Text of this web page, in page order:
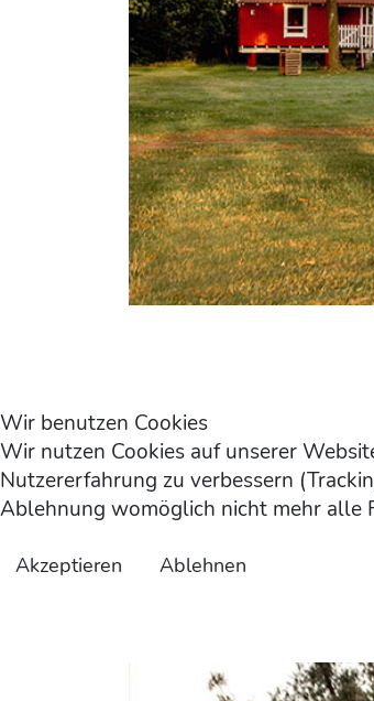
Wir benutzen Cookies
Wir nutzen Cookies auf unserer
Nutzererfahrung zu verbessern
Ablehnung womöglich nicht mehr alle
Akzeptieren Ablehnen